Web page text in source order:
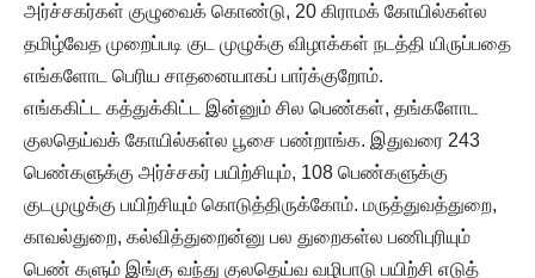
அர்ச்சகர்கள் குழுவைக் கொண்டு, 20 கிராமக் கோயில்கள்ல
தமிழ்வேத முறைப்படி குட முழுக்கு விழாக்கள் நடத்தி யிருப்பதை
எங்களோட பெரிய சாதனையாகப் பார்க்குறோம்.
எங்ககிட்ட கத்துக்கிட்ட இன்னும் சில பெண்கள், தங்களோட
குலதெய்வக் கோயில்கள்ல பூசை பண்றாங்க. இதுவரை 243
பெண்களுக்கு அர்ச்சகர் பயிற்சியும், 108 பெண்களுக்கு
குடமுழுக்கு பயிற்சியும் கொடுத்திருக்கோம். மருத்துவத்துறை,
காவல்துறை, கல்வித்துறைன்னு பல துறைகள்ல பணிபுரியும்
பெண் களும் இங்கு வந்து குலதெய்வ வழிபாடு பயிற்சி எடுத்